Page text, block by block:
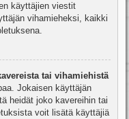
käyttäjien viestit
vihamieheksi, kaikki
tai vihamiehistä
Jokaisen käyttäjän
heidät joko kavereihin tai
voit lisätä käyttäjiä